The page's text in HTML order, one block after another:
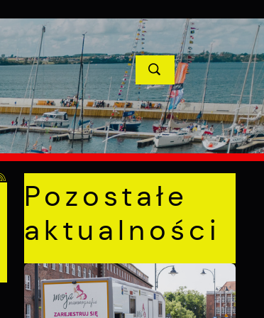
PROJEKTY UNIJNE KONTAKT
POPRZEDNI NASTĘPNY
Pozostałe
aktualności